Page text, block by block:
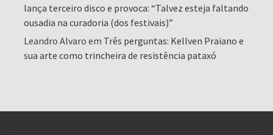
lança terceiro disco e provoca: “Talvez esteja faltando
ousadia na curadoria (dos festivais)”
Leandro Alvaro em Três perguntas: Kellven Praiano e
sua arte como trincheira de resistência pataxó